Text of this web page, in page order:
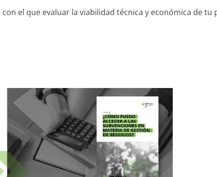
el que evaluar la viabilidad técnica y económica de tu